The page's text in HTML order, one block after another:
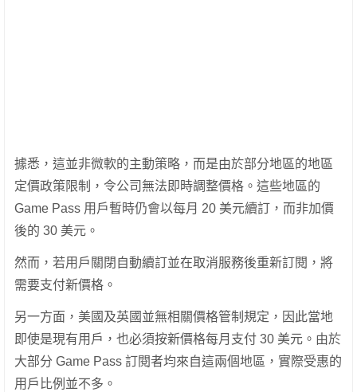
據悉，這並非微軟的主動策略，而是由於部分地區的地區
定價政策限制，令公司無法即時調整價格。這些地區的
Game Pass 用戶暫時仍會以每月 20 美元續訂，而非加價
後的 30 美元。
然而，若用戶關閉自動續訂並在取消服務後重新訂閱，將
需要支付新價格。
另一方面，美國及英國並無相關價格管制規定，因此當地
即使是現有用戶，也必須按新價格每月支付 30 美元。由於
大部分 Game Pass 訂閱者均來自這兩個地區，實際受惠的
用戶比例並不多。